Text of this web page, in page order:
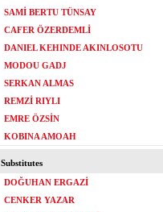
SAMİ BERTU TÜNSAY
CAFER ÖZERDEMLİ
DANIEL KEHINDE AKINLOSOTU
MODOU GADJ
SERKAN ALMAS
REMZİ RIYLI
EMRE ÖZSİN
KOBINA AMOAH
Substitutes
DOĞUHAN ERGAZİ
CENKER YAZAR